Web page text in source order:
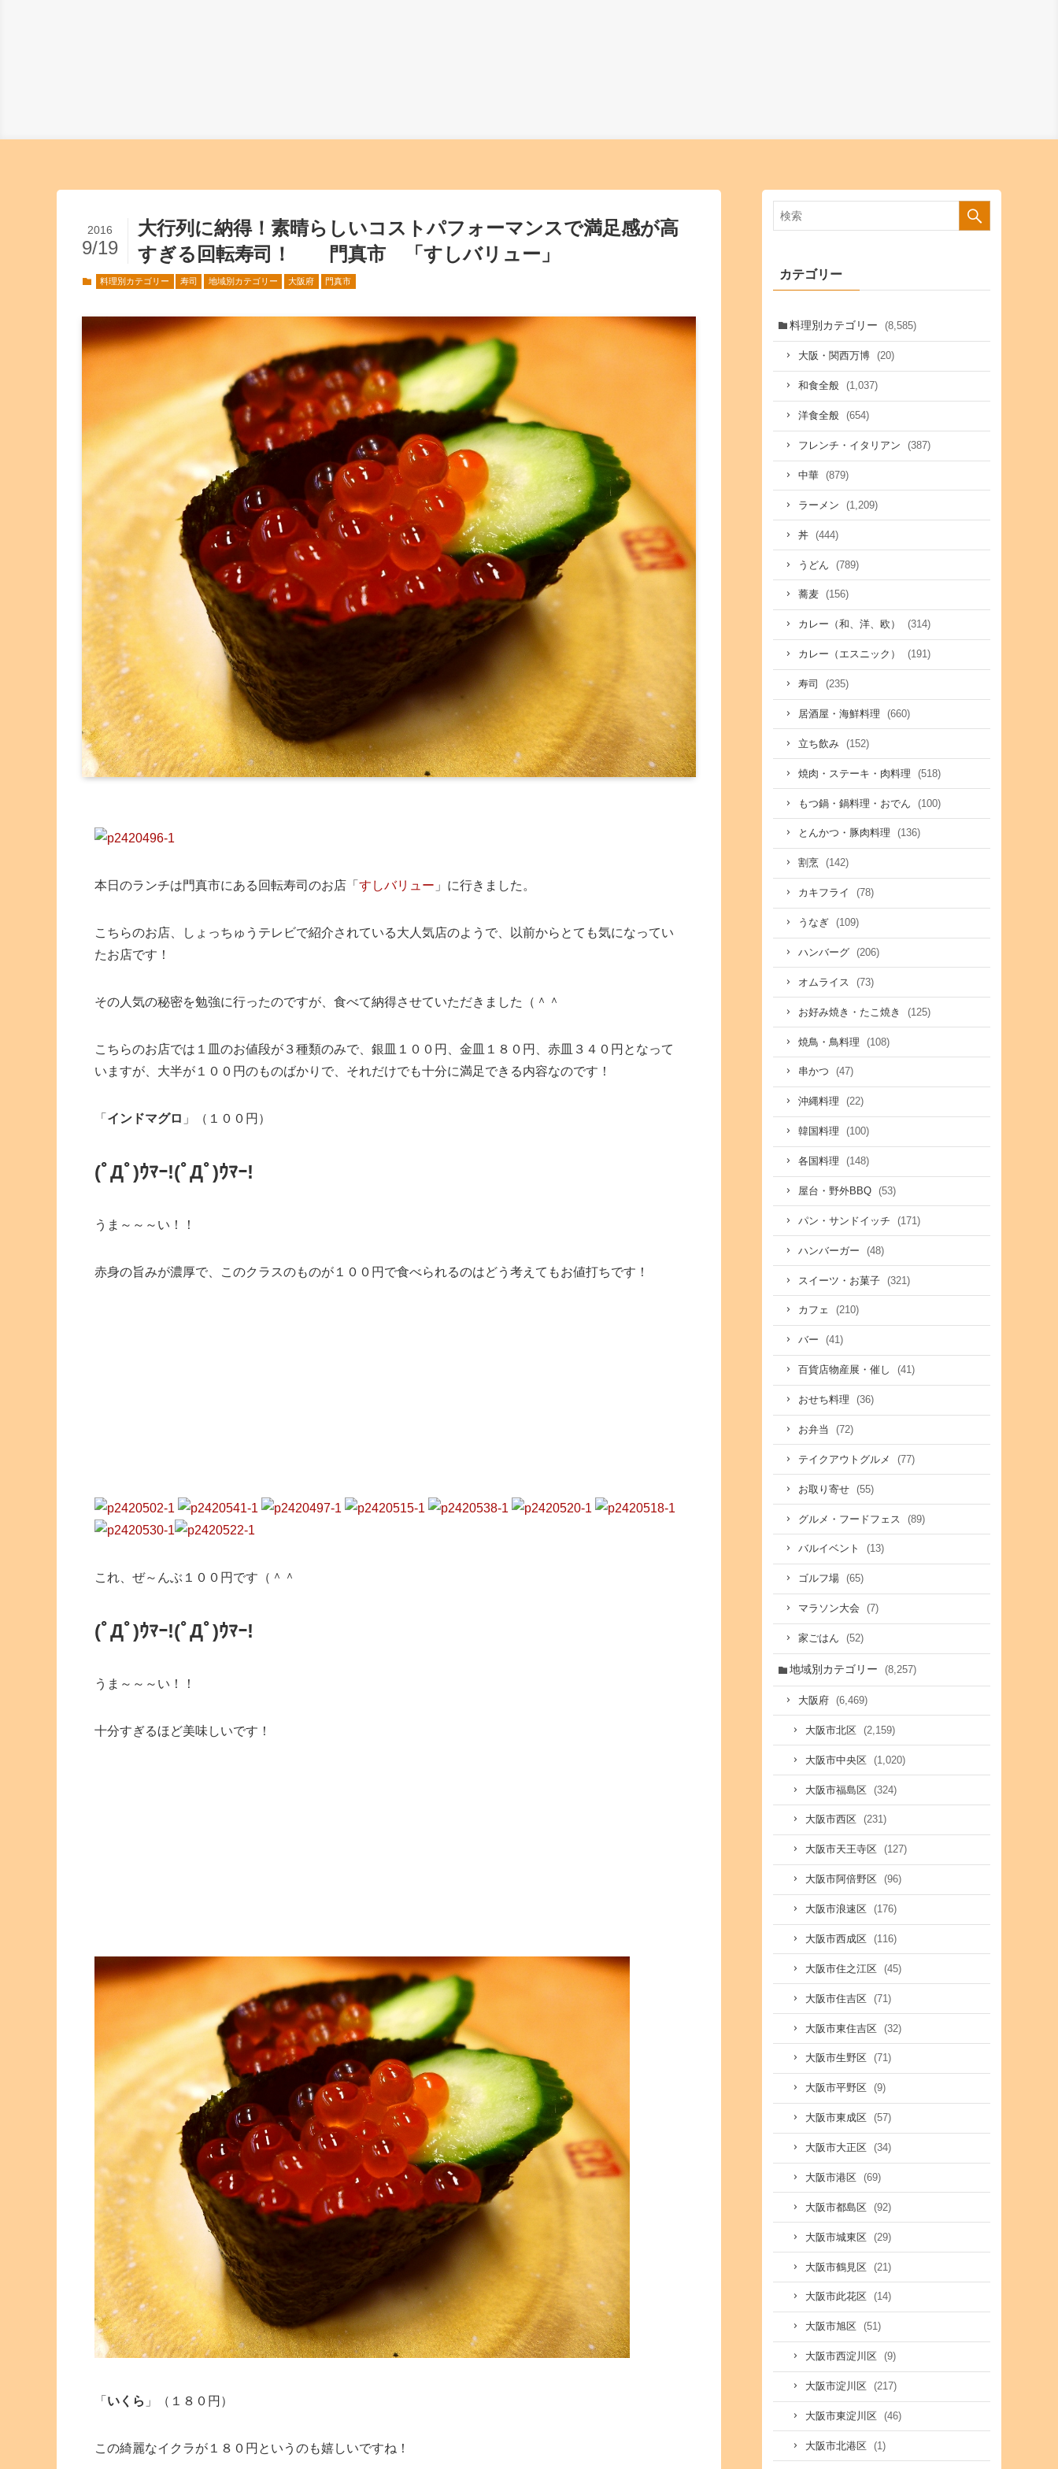
大行列に納得！素晴らしいコストパフォーマンスで満足感が高
すぎる回転寿司！ 門真市 「すしバリュー」
2016
9/19
料理別カテゴリー 寿司 地域別カテゴリー 大阪府 門真市
本日のランチは門真市にある回転寿司のお店「 すしバリュー 」に行きました。
こちらのお店、しょっちゅうテレビで紹介されている大人気店のようで、以前からとても気になってい
たお店です！
その人気の秘密を勉強に行ったのですが、食べて納得させていただきました（＾＾
こちらのお店では１皿のお値段が３種類のみで、銀皿１００円、金皿１８０円、赤皿３４０円となって
いますが、大半が１００円のものばかりで、それだけでも十分に満足できる内容なのです！
「 インドマグロ 」（１００円）
(ﾟДﾟ)ｳﾏｰ!(ﾟДﾟ)ｳﾏｰ!
うま～～～い！！
赤身の旨みが濃厚で、このクラスのものが１００円で食べられるのはどう考えてもお値打ちです！
これ、ぜ～んぶ１００円です（＾＾
(ﾟДﾟ)ｳﾏｰ!(ﾟДﾟ)ｳﾏｰ!
うま～～～い！！
十分すぎるほど美味しいです！
「 いくら 」（１８０円）
この綺麗なイクラが１８０円というのも嬉しいですね！
カテゴリー
料理別カテゴリー (8,585)
大阪・関西万博 (20)
和食全般 (1,037)
洋食全般 (654)
フレンチ・イタリアン (387)
中華 (879)
ラーメン (1,209)
丼 (444)
うどん (789)
蕎麦 (156)
カレー（和、洋、欧） (314)
カレー（エスニック） (191)
寿司 (235)
居酒屋・海鮮料理 (660)
立ち飲み (152)
焼肉・ステーキ・肉料理 (518)
もつ鍋・鍋料理・おでん (100)
とんかつ・豚肉料理 (136)
割烹 (142)
カキフライ (78)
うなぎ (109)
ハンバーグ (206)
オムライス (73)
お好み焼き・たこ焼き (125)
焼鳥・鳥料理 (108)
串かつ (47)
沖縄料理 (22)
韓国料理 (100)
各国料理 (148)
屋台・野外BBQ (53)
パン・サンドイッチ (171)
ハンバーガー (48)
スイーツ・お菓子 (321)
カフェ (210)
バー (41)
百貨店物産展・催し (41)
おせち料理 (36)
お弁当 (72)
テイクアウトグルメ (77)
お取り寄せ (55)
グルメ・フードフェス (89)
バルイベント (13)
ゴルフ場 (65)
マラソン大会 (7)
家ごはん (52)
地域別カテゴリー (8,257)
大阪府 (6,469)
大阪市北区 (2,159)
大阪市中央区 (1,020)
大阪市福島区 (324)
大阪市西区 (231)
大阪市天王寺区 (127)
大阪市阿倍野区 (96)
大阪市浪速区 (176)
大阪市西成区 (116)
大阪市住之江区 (45)
大阪市住吉区 (71)
大阪市東住吉区 (32)
大阪市生野区 (71)
大阪市平野区 (9)
大阪市東成区 (57)
大阪市大正区 (34)
大阪市港区 (69)
大阪市都島区 (92)
大阪市城東区 (29)
大阪市鶴見区 (21)
大阪市此花区 (14)
大阪市旭区 (51)
大阪市西淀川区 (9)
大阪市淀川区 (217)
大阪市東淀川区 (46)
大阪市北港区 (1)